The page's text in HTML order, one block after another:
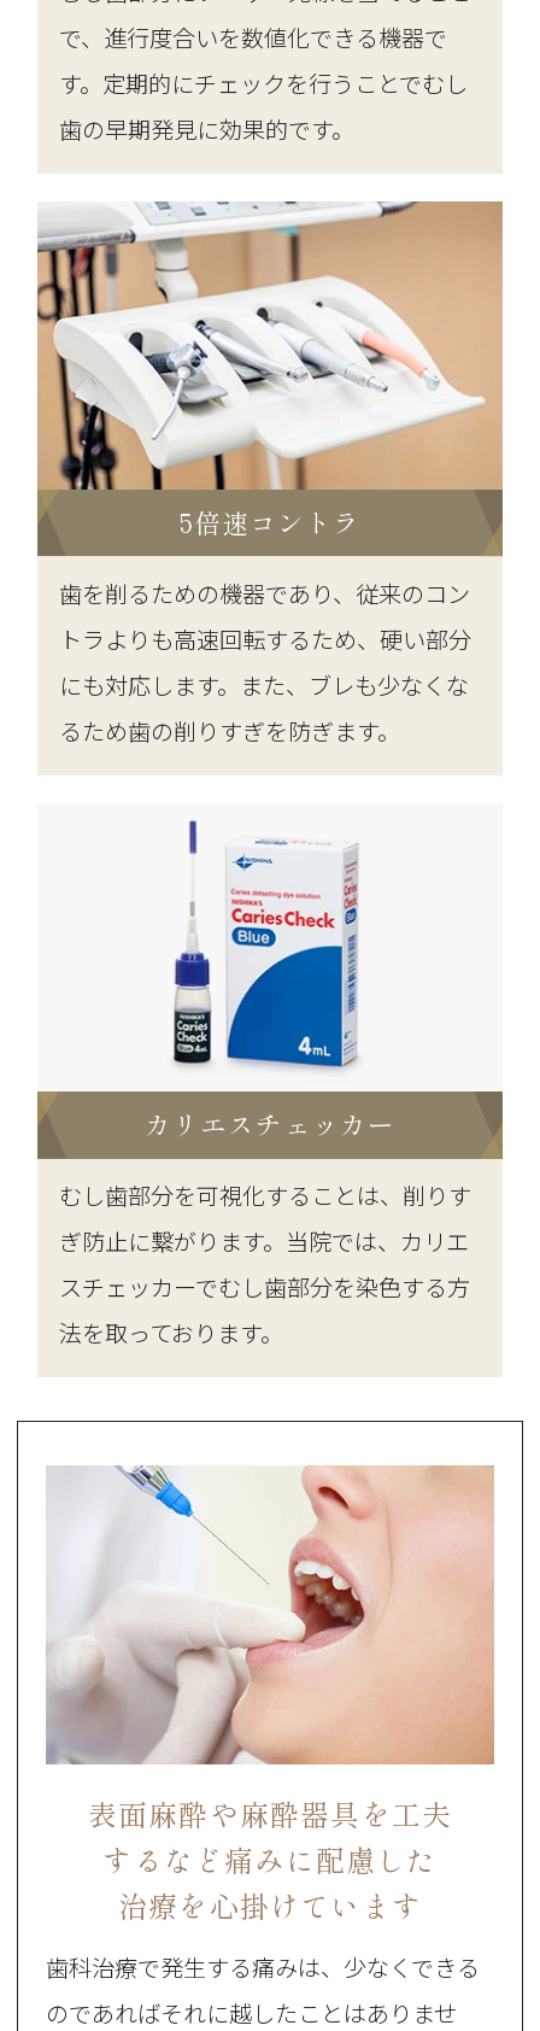
で、進行度合いを数値化できる機器で
す。定期的にチェックを行うことでむし
歯の早期発見に効果的です。
5倍速コントラ
歯を削るための機器であり、従来のコン
トラよりも高速回転するため、硬い部分
にも対応します。また、ブレも少なくな
るため歯の削りすぎを防ぎます。
カリエスチェッカー
むし歯部分を可視化することは、削りす
ぎ防止に繋がります。当院では、カリエ
スチェッカーでむし歯部分を染色する方
法を取っております。
表面麻酔や麻酔器具を工夫
するなど 痛みに配慮した
治療を心掛けています
歯科治療で発生する痛みは、少なくできる
のであればそれに越したことはありませ